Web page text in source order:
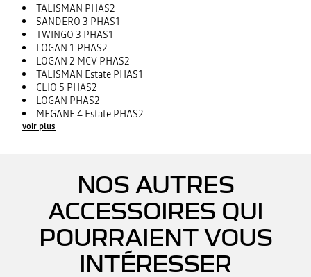
TALISMAN PHAS2
SANDERO 3 PHAS1
TWINGO 3 PHAS1
LOGAN 1 PHAS2
LOGAN 2 MCV PHAS2
TALISMAN Estate PHAS1
CLIO 5 PHAS2
LOGAN PHAS2
MEGANE 4 Estate PHAS2
voir plus
NOS AUTRES
ACCESSOIRES QUI
POURRAIENT VOUS
INTÉRESSER